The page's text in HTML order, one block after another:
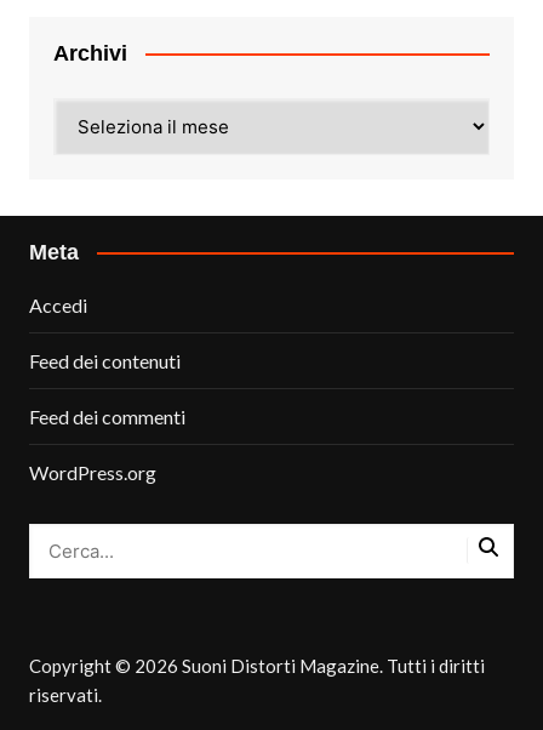
Archivi
Meta
Accedi
Feed dei contenuti
Feed dei commenti
WordPress.org
Copyright © 2026 Suoni Distorti Magazine. Tutti i diritti
riservati.